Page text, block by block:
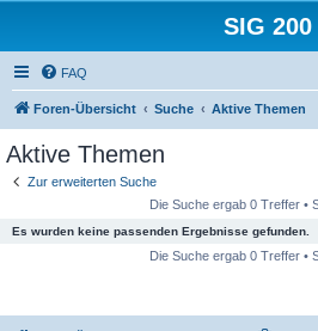
SIG 200
FAQ
Foren-Übersicht Suche Aktive Themen
Aktive Themen
Zur erweiterten Suche
Die Suche ergab 0 Treffer •
Es wurden keine passenden Ergebnisse gefunden.
Die Suche ergab 0 Treffer •